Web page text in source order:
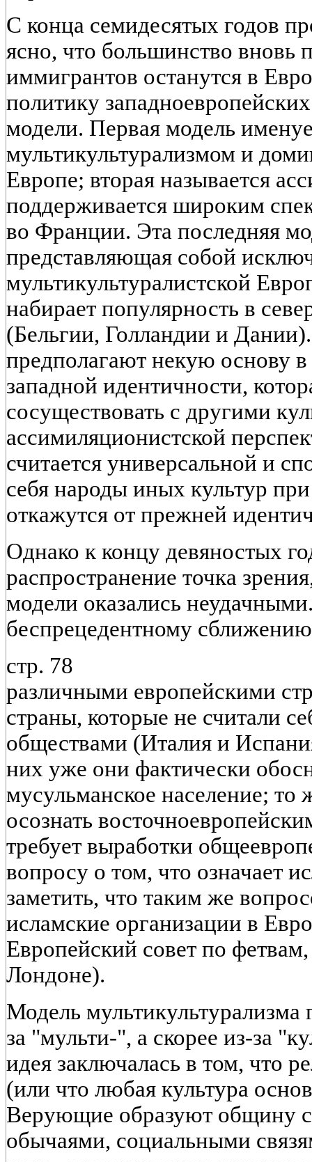
С конца семидесятых годов
ясно, что большинство
иммигрантов останутся в
политику
модели. Первая модель
мультикультурализмом и
Европе; вторая называется
поддерживается широким
во Франции. Эта последняя
представляющая собой
мультикультуралистской
набирает популярность в
(Бельгии, Голландии и
предполагают некую основу
западной идентичности,
сосуществовать с другими
ассимиляционистской
считается универсальной и
себя народы иных культур
откажутся от прежней
Однако к концу девяностых
распространение точка
модели оказались
беспрецедентному
стр. 78
различными европейскими
страны, которые не считали
обществами (Италия и
них уже они фактически
мусульманское население; то
осознать
требует выработки
вопросу о том, что означает
заметить, что таким же
исламские организации в
Европейский совет по
Лондоне).
Модель мультикультурализма
за "мульти-", а скорее из-за
идея заключалась в том, что
(или что любая культура
Верующие образуют общину
обычаями, социальными